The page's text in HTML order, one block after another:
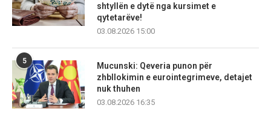
shtyllën e dytë nga kursimet e
qytetarëve!
03.08.2026 15:00
5
Mucunski: Qeveria punon për
zhbllokimin e eurointegrimeve, detajet
nuk thuhen
03.08.2026 16:35